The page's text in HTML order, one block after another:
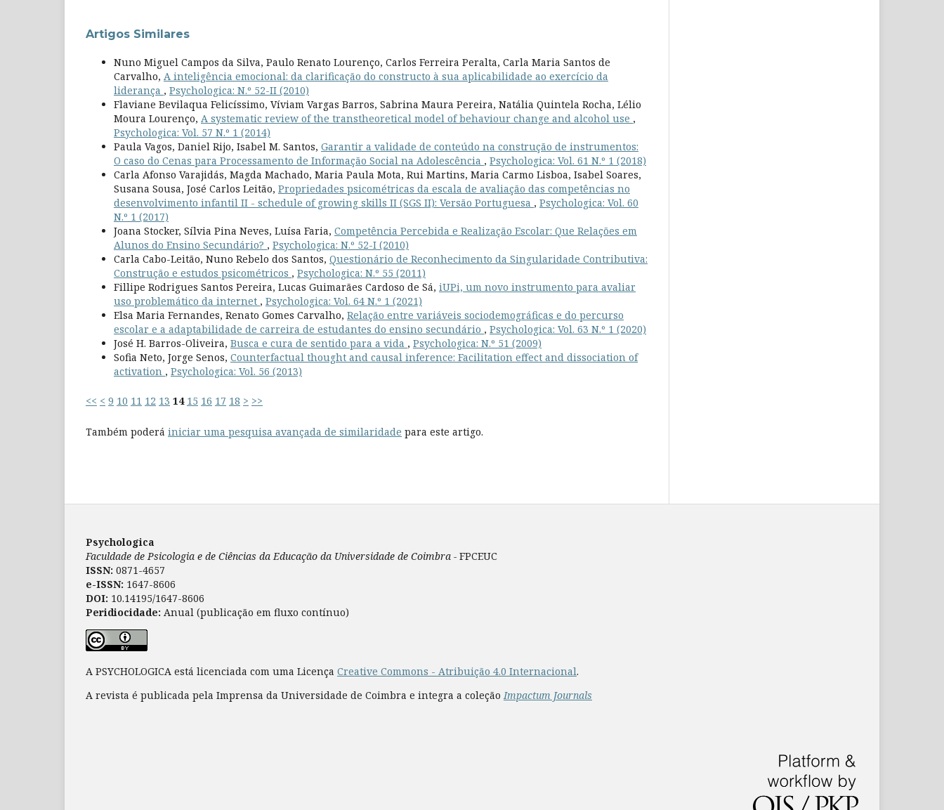
Artigos Similares
Nuno Miguel Campos da Silva, Paulo Renato Lourenço, Carlos Ferreira Peralta, Carla Maria Santos de
Carvalho, A inteligência emocional: da clarificação do constructo à sua aplicabilidade ao exercício da
liderança , Psychologica: N.º 52-II (2010)
Flaviane Bevilaqua Felicíssimo, Víviam Vargas Barros, Sabrina Maura Pereira, Natália Quintela Rocha, Lélio
Moura Lourenço, A systematic review of the transtheoretical model of behaviour change and alcohol use ,
Psychologica: Vol. 57 N.º 1 (2014)
Paula Vagos, Daniel Rijo, Isabel M. Santos, Garantir a validade de conteúdo na construção de instrumentos:
O caso do Cenas para Processamento de Informação Social na Adolescência , Psychologica: Vol. 61 N.º 1 (2018)
Carla Afonso Varajidás, Magda Machado, Maria Paula Mota, Rui Martins, Maria Carmo Lisboa, Isabel Soares,
Susana Sousa, José Carlos Leitão, Propriedades psicométricas da escala de avaliação das competências no
desenvolvimento infantil II - schedule of growing skills II (SGS II): Versão Portuguesa , Psychologica: Vol. 60
N.º 1 (2017)
Joana Stocker, Sílvia Pina Neves, Luísa Faria, Competência Percebida e Realização Escolar: Que Relações em
Alunos do Ensino Secundário? , Psychologica: N.º 52-I (2010)
Carla Cabo-Leitão, Nuno Rebelo dos Santos, Questionário de Reconhecimento da Singularidade Contributiva:
Construção e estudos psicométricos , Psychologica: N.º 55 (2011)
Fillipe Rodrigues Santos Pereira, Lucas Guimarães Cardoso de Sá, iUPi, um novo instrumento para avaliar
uso problemático da internet , Psychologica: Vol. 64 N.º 1 (2021)
Elsa Maria Fernandes, Renato Gomes Carvalho, Relação entre variáveis sociodemográficas e do percurso
escolar e a adaptabilidade de carreira de estudantes do ensino secundário , Psychologica: Vol. 63 N.º 1 (2020)
José H. Barros-Oliveira, Busca e cura de sentido para a vida , Psychologica: N.º 51 (2009)
Sofia Neto, Jorge Senos, Counterfactual thought and causal inference: Facilitation effect and dissociation of
activation , Psychologica: Vol. 56 (2013)
<< < 9 10 11 12 13 14 15 16 17 18 > >>
Também poderá iniciar uma pesquisa avançada de similaridade para este artigo.
Psychologica
Faculdade de Psicologia e de Ciências da Educação da Universidade de Coimbra - FPCEUC
ISSN: 0871-4657
e-ISSN: 1647-8606
DOI: 10.14195/1647-8606
Peridiocidade: Anual (publicação em fluxo contínuo)
A PSYCHOLOGICA está licenciada com uma Licença Creative Commons - Atribuição 4.0 Internacional.
A revista é publicada pela Imprensa da Universidade de Coimbra e integra a coleçãoImpactum Journals